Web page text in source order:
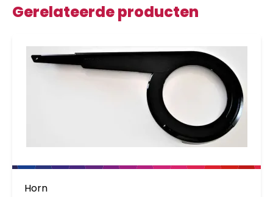
Gerelateerde producten
Horn